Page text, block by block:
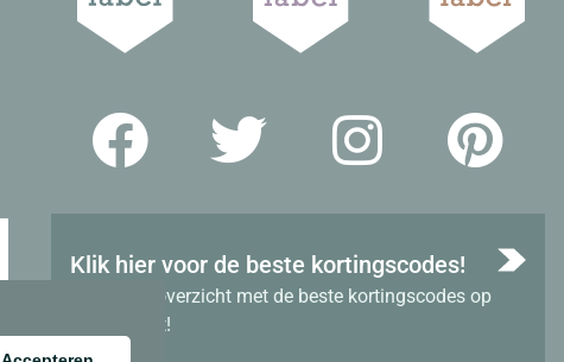
Klik hier voor de beste kortingscodes!
Bekijk het overzicht met de beste kortingscodes op
dit moment!